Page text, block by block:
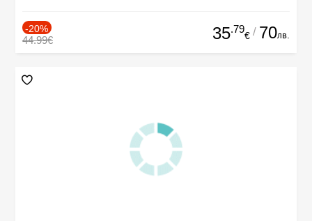
-20%
44.99€ 35.79
€ / 70лв.